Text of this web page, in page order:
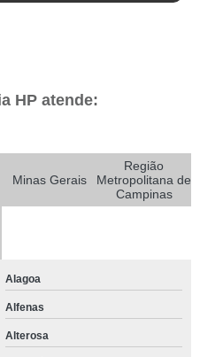
HP atende:
Minas Gerais
Região
Metropolitana de
Campinas
Alagoa
Alfenas
Alterosa